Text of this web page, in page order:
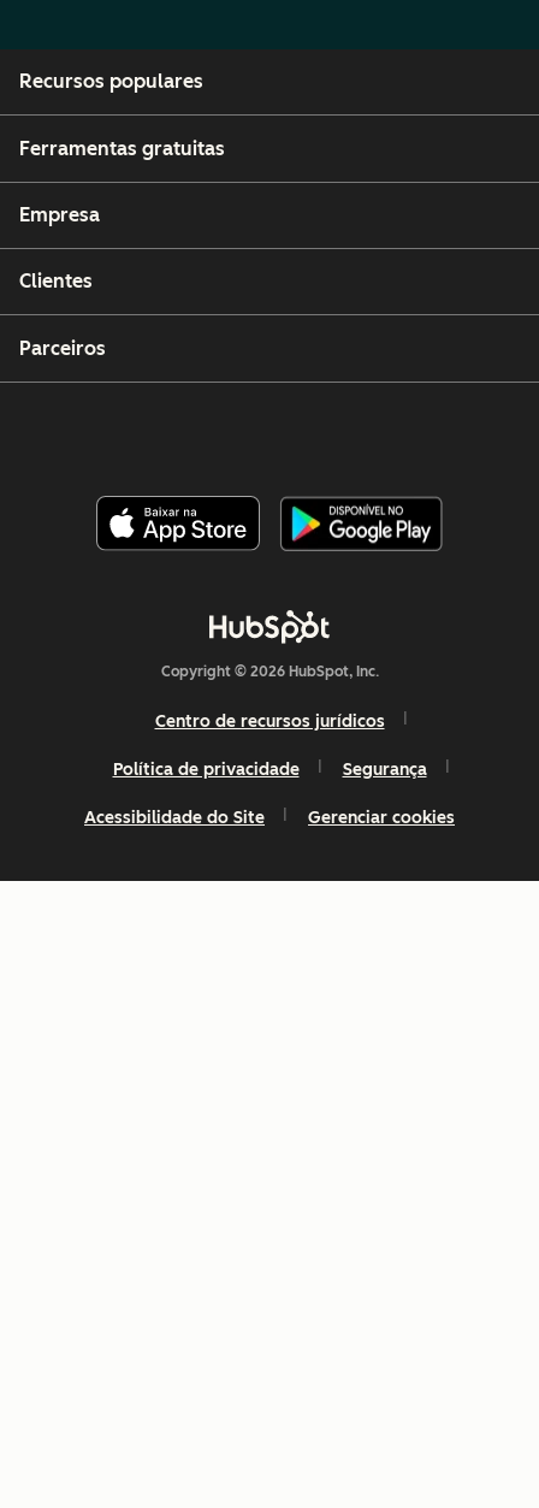
Recursos populares
Ferramentas gratuitas
Empresa
Clientes
Parceiros
Copyright © 2026 HubSpot, Inc.
Centro de recursos jurídicos
Política de privacidade Segurança
Acessibilidade do Site Gerenciar cookies